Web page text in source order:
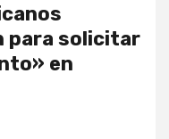
para solicitar
en